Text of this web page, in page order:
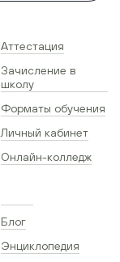
Аттестация
Зачисление в
школу
Форматы обучения
Личный кабинет
Онлайн-колледж
Блог
Энциклопедия